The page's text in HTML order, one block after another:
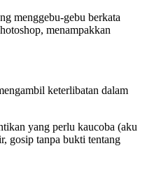
menggebu-gebu berkata
menampakkan
keterlibatan dalam
yang perlu kaucoba (aku
gosip tanpa bukti tentang